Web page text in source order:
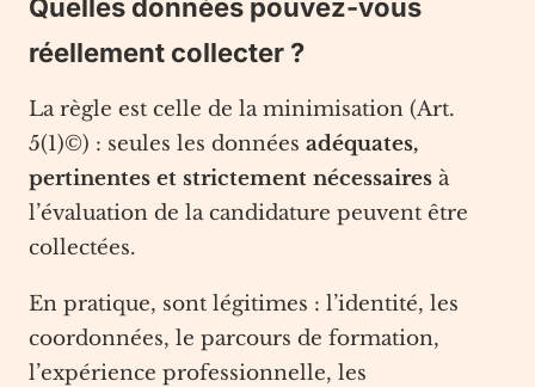
Quelles données pouvez-vous
réellement collecter ?
La règle est celle de la minimisation (Art.
5(1)©) : seules les données adéquates,
pertinentes et strictement nécessaires à
l’évaluation de la candidature peuvent être
collectées.
En pratique, sont légitimes : l’identité, les
coordonnées, le parcours de formation,
l’expérience professionnelle, les